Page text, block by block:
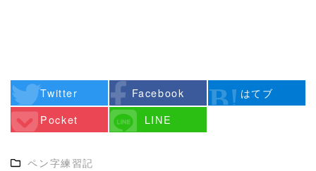
Twitter Facebook
はてブ
Pocket
LINE
ペン字練習記